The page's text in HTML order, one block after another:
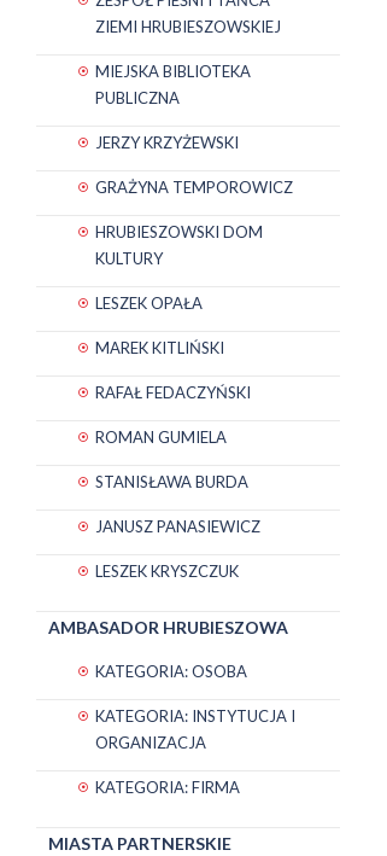
ZIEMI HRUBIESZOWSKIEJ
MIEJSKA BIBLIOTEKA
PUBLICZNA
JERZY KRZYŻEWSKI
GRAŻYNA TEMPOROWICZ
HRUBIESZOWSKI DOM
KULTURY
LESZEK OPAŁA
MAREK KITLIŃSKI
RAFAŁ FEDACZYŃSKI
ROMAN GUMIELA
STANISŁAWA BURDA
JANUSZ PANASIEWICZ
LESZEK KRYSZCZUK
AMBASADOR HRUBIESZOWA
KATEGORIA: OSOBA
KATEGORIA: INSTYTUCJA I
ORGANIZACJA
KATEGORIA: FIRMA
MIASTA PARTNERSKIE